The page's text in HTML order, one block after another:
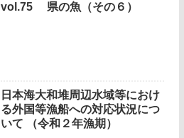
vol.75 県の魚（その６）
日本海大和堆周辺水域等におけ
る外国等漁船への対応状況につ
いて （令和２年漁期）